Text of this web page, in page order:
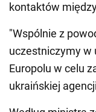
kontaktów
"Wspólnie z
uczestniczymy w
Europolu w celu
ukraińskiej